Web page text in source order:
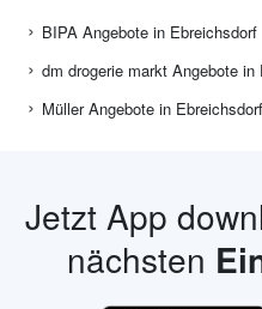
BIPA Angebote in Ebreichsdorf
dm drogerie markt Angebote in
Müller Angebote in Ebreichsdorf
Jetzt App
nächsten